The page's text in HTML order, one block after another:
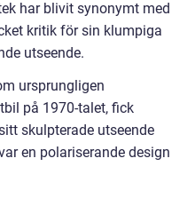
har blivit synonymt med
kritik för sin klumpiga
utseende.
ursprungligen
på 1970-talet, fick
skulpterade utseende
en polariserande design